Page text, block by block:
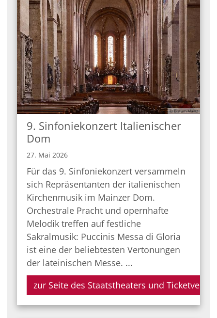
© Bistum Mainz
9. Sinfoniekonzert Italienischer
Dom
27. Mai 2026
Für das 9. Sinfoniekonzert versammeln
sich Repräsentanten der italienischen
Kirchenmusik im Mainzer Dom.
Orchestrale Pracht und opernhafte
Melodik treffen auf festliche
Sakralmusik: Puccinis Messa di Gloria
ist eine der beliebtesten Vertonungen
der lateinischen Messe. ...
zur Seite des Staatstheaters und